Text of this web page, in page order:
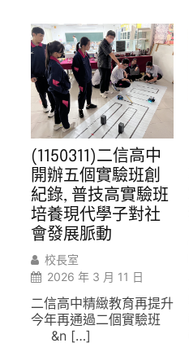
(1150311)二信高中
開辦五個實驗班創
紀錄, 普技高實驗班
培養現代學子對社
會發展脈動
校長室
2026 年 3 月 11 日
二信高中精緻教育再提升
今年再通過二個實驗班
&n […]